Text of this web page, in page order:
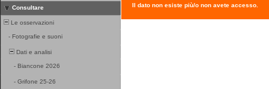
Consultare
Le osservazioni
- Fotografie e suoni
Dati e analisi
- Biancone 2026
- Grifone 25-26
Il dato non esiste più/o non avete accesso.